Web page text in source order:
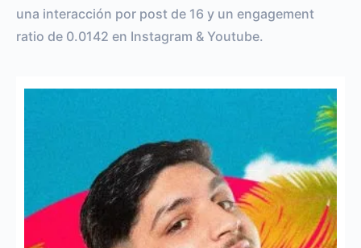
una interacción por post de 16 y un engagement
ratio de 0.0142 en Instagram & Youtube.